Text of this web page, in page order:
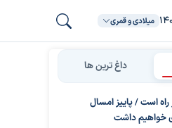
میلادی و قمری
داغ ترین ها
است / پاییز امسال
خواهیم داشت